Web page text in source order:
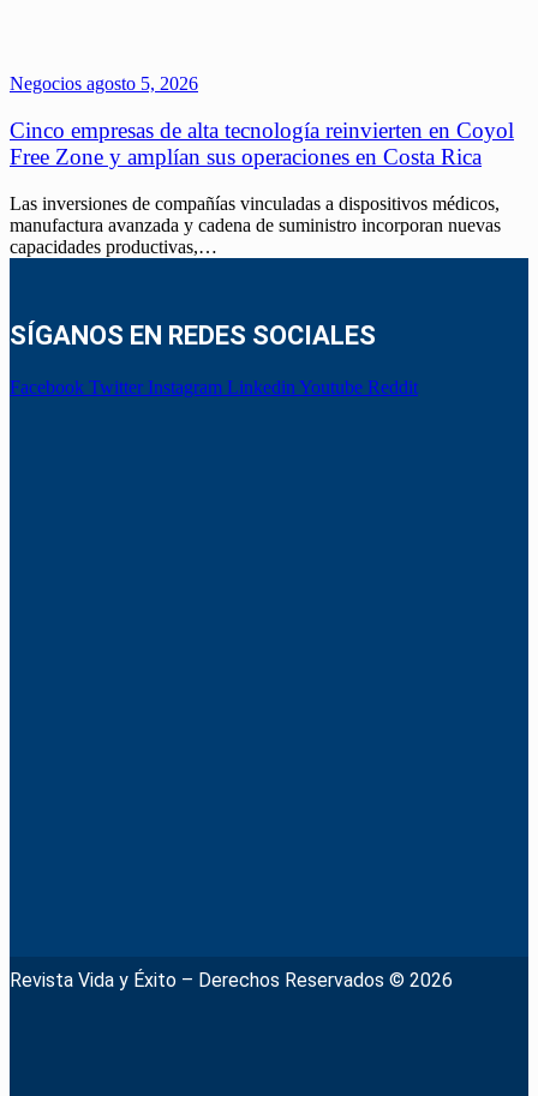
Negocios agosto 5, 2026
Cinco empresas de alta tecnología reinvierten en Coyol
Free Zone y amplían sus operaciones en Costa Rica
Las inversiones de compañías vinculadas a dispositivos médicos,
manufactura avanzada y cadena de suministro incorporan nuevas
capacidades productivas,…
SÍGANOS EN REDES SOCIALES
Facebook Twitter Instagram Linkedin Youtube Reddit
Revista Vida y Éxito – Derechos Reservados © 2026